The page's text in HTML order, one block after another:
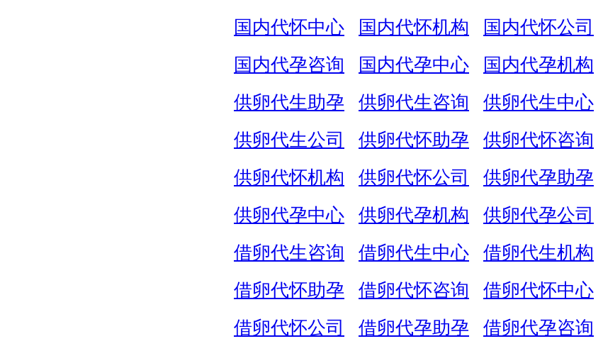
国内代怀中心
国内代怀机构 国内代怀公司
国内代孕咨询
国内代孕中心 国内代孕机构
供卵代生助孕
供卵代生咨询 供卵代生中心
供卵代生公司
供卵代怀助孕 供卵代怀咨询
供卵代怀机构
供卵代怀公司 供卵代孕助孕
供卵代孕中心
供卵代孕机构 供卵代孕公司
借卵代生咨询
借卵代生中心 借卵代生机构
借卵代怀助孕
借卵代怀咨询 借卵代怀中心
借卵代怀公司
借卵代孕助孕 借卵代孕咨询